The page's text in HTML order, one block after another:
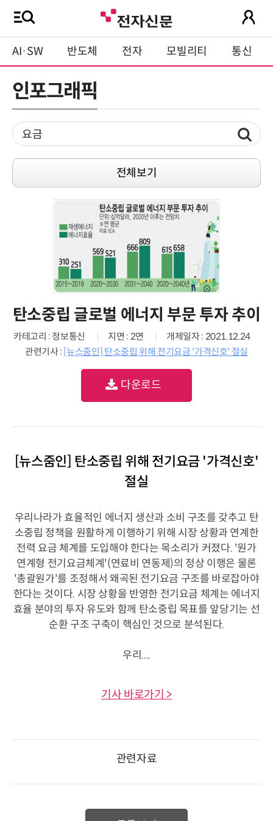
AI·SW 반도체 전자 모빌리티 통신
인포그래픽
전체보기
탄소중립 글로벌 에너지 부문 투자 추이
카테고리 : 정보통신 지면 : 2면
개제일자 : 2021.12.24
관련기사 : [뉴스줌인] 탄소중립 위해 전기요금 '가격신호' 절실
다운로드
[뉴스줌인] 탄소중립 위해 전기요금 '가격신호'
절실
우리나라가 효율적인 에너지 생산과 소비 구조를 갖추고 탄
소중립 정책을 원활하게 이행하기 위해 시장 상황과 연계한
전력 요금 체계를 도입해야 한다는 목소리가 커졌다. '원가
연계형 전기요금체계'(연료비 연동제)의 정상 이행은 물론
'총괄원가'를 조정해서 왜곡된 전기요금 구조를 바로잡아야
한다는 것이다. 시장 상황을 반영한 전기요금 체계는 에너지
효율 분야의 투자 유도와 함께 탄소중립 목표를 앞당기는 선
순환 구조 구축이 핵심인 것으로 분석된다.
우리....
기사 바로가기 >
관련자료